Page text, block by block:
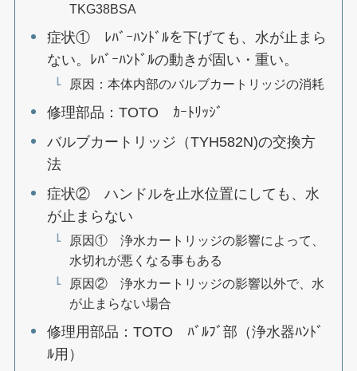
TKG38BSA
症状① ﾚﾊﾞｰﾊﾝﾄﾞﾙを下げても、水が止まら
ない。ﾚﾊﾞｰﾊﾝﾄﾞﾙの動きが固い・重い。
原因：本体内部のバルブカートリッジの消耗
修理部品：TOTO ｶｰﾄﾘｯｼﾞ
バルブカートリッジ（TYH582N)の交換方
法
症状② ハンドルを止水位置にしても、水
が止まらない
原因① 浄水カートリッジの影響によって、
水切れが悪くなる事もある
原因② 浄水カートリッジの影響以外で、水
が止まらない場合
修理用部品：TOTO ﾊﾞﾙﾌﾞ部（浄水器ﾊﾝﾄﾞ
ﾙ用）